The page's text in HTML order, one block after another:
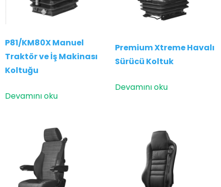
P81/KM80X Manuel
Traktör ve İş Makinası
Koltuğu
Devamını oku
Premium Xtreme Havalı
Sürücü Koltuk
Devamını oku